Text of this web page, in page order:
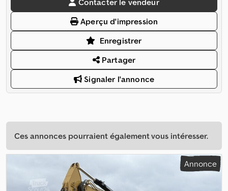
Contacter le vendeur
Aperçu d'impression
Enregistrer
Partager
Signaler l'annonce
Ces annonces pourraient également vous intéresser.
Annonce